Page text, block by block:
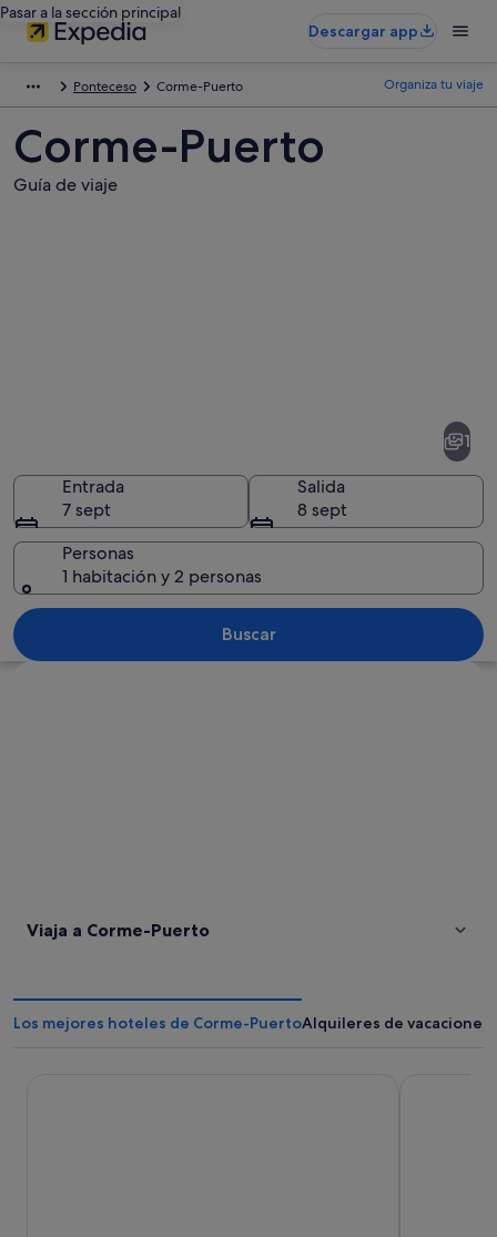
Pasar a la sección principal
Descargar app
Ponteceso Corme-Puerto Organiza tu viaje
Corme-Puerto
Guía de viaje
Un montón de rocas junto al mar
1
Entrada
7 sept
Salida
8 sept
Personas
1 habitación y 2 personas
Buscar
Viaja a Corme-Puerto
Los mejores hoteles de Corme-PuertoAlquileres de vacaciones